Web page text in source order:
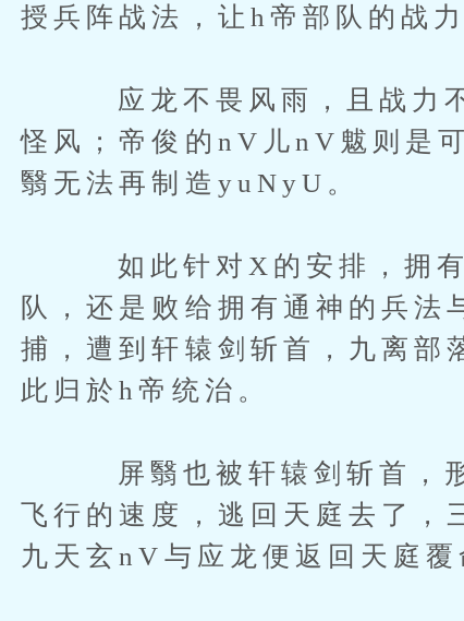
授兵阵战法，让h帝部队的战力
应龙不畏风雨，且战力不
怪风；帝俊的nV儿nV魃则是
翳无法再制造yuNyU。
如此针对X的安排，拥有
队，还是败给拥有通神的兵法
捕，遭到轩辕剑斩首，九离部
此归於h帝统治。
屏翳也被轩辕剑斩首，形
飞行的速度，逃回天庭去了，
九天玄nV与应龙便返回天庭